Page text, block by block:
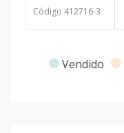
Código 412716-3
Vendido